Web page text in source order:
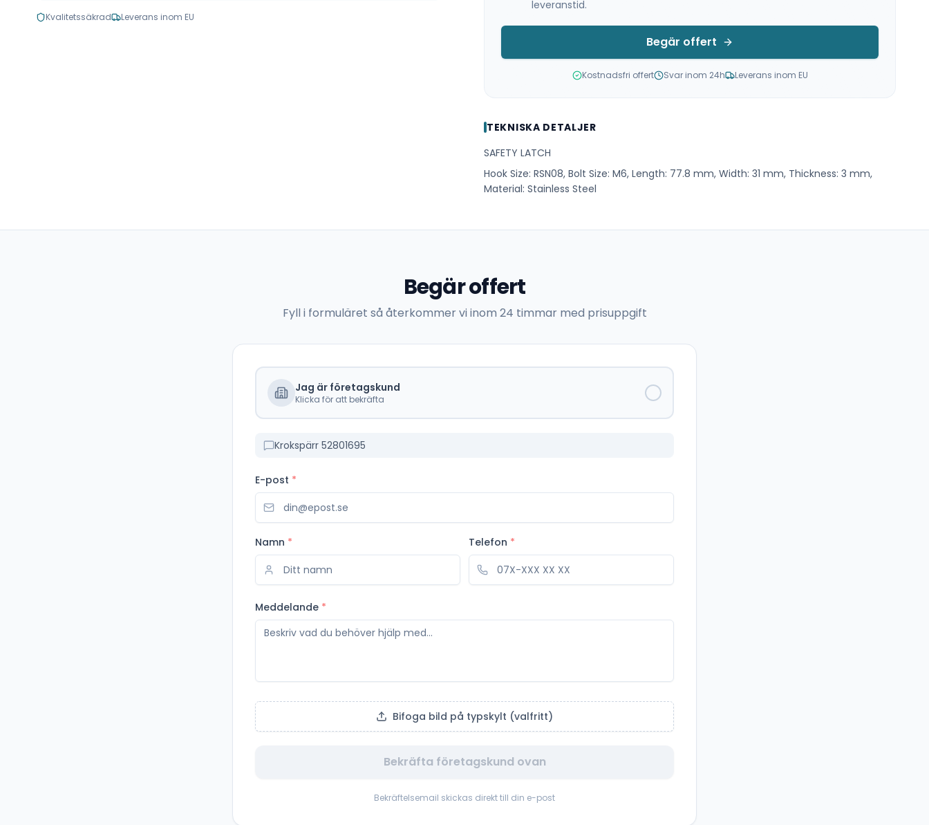
Kvalitetssäkrad Leverans inom EU
leveranstid.
Begär offert
Kostnadsfri offert Svar inom 24h Leverans inom EU
TEKNISKA DETALJER
SAFETY LATCH
Hook Size: RSN08, Bolt Size: M6, Length: 77.8 mm, Width: 31 mm, Thickness: 3 mm,
Material: Stainless Steel
Begär offert
Fyll i formuläret så återkommer vi inom 24 timmar med prisuppgift
Jag är företagskund
Klicka för att bekräfta
Krokspärr 52801695
E-post *
Namn * Telefon *
Meddelande *
Bifoga bild på typskylt (valfritt)
Bekräfta företagskund ovan
Bekräftelsemail skickas direkt till din e-post